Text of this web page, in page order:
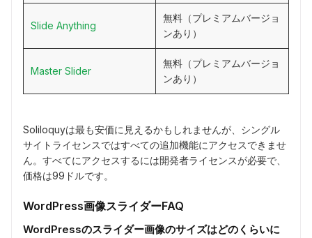
Slide Anything
無料（プレミアムバージョ
ンあり）
Master Slider
無料（プレミアムバージョ
ンあり）
Soliloquyは最も安価に見えるかもしれませんが、シングル
サイトライセンスではすべての追加機能にアクセスできませ
ん。すべてにアクセスするには開発者ライセンスが必要で、
価格は99ドルです。
WordPress画像スライダーFAQ
WordPressのスライダー画像のサイズはどのくらいに